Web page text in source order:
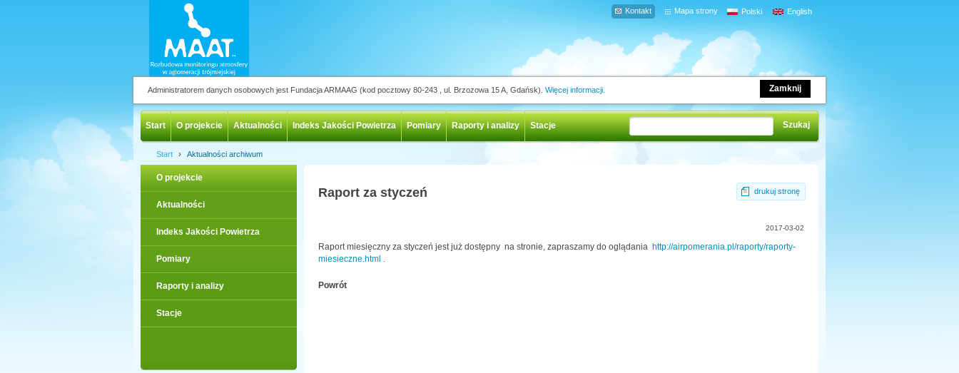
Zamknij
Administratorem danych osobowych jest Fundacja ARMAAG (kod pocztowy 80-243 , ul. Brzozowa 15 A, Gdańsk). Więcej informacji.
Mapa strony
Kontakt Polski English
Start O projekcie Aktualności Indeks Jakości Powietrza Pomiary Raporty i analizy Stacje
Start › Aktualności archiwum
O projekcie
Aktualności
Indeks Jakości Powietrza
Pomiary
Raporty i analizy
Stacje
drukuj stronę
Raport za styczeń
2017-03-02
Raport miesięczny za styczeń jest już dostępny na stronie, zapraszamy do oglądania http://airpomerania.pl/raporty/raporty-
miesieczne.html .
Powrót